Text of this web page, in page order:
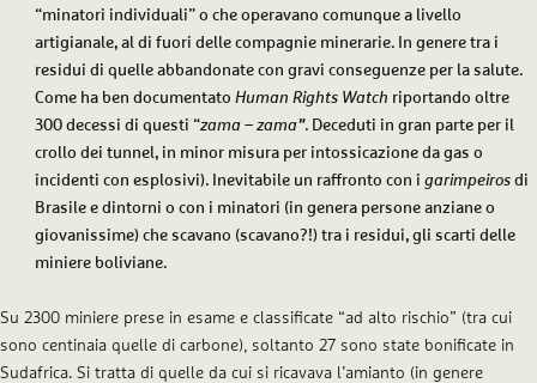
“minatori individuali” o che operavano comunque a livello
artigianale, al di fuori delle compagnie minerarie. In genere tra i
residui di quelle abbandonate con gravi conseguenze per la salute.
Come ha ben documentato Human Rights Watch riportando oltre
300 decessi di questi “zama – zama”. Deceduti in gran parte per il
crollo dei tunnel, in minor misura per intossicazione da gas o
incidenti con esplosivi). Inevitabile un raffronto con i garimpeiros di
Brasile e dintorni o con i minatori (in genera persone anziane o
giovanissime) che scavano (scavano?!) tra i residui, gli scarti delle
miniere boliviane.
Su 2300 miniere prese in esame e classificate “ad alto rischio” (tra cui
sono centinaia quelle di carbone), soltanto 27 sono state bonificate in
Sudafrica. Si tratta di quelle da cui si ricavava l’amianto (in genere